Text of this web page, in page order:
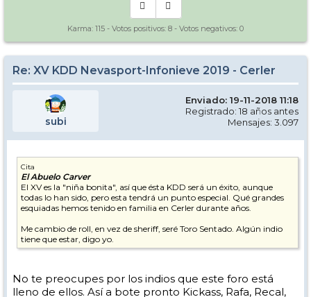
Karma: 115 - Votos positivos: 8 - Votos negativos: 0
Re: XV KDD Nevasport-Infonieve 2019 - Cerler
subi
Enviado: 19-11-2018 11:18
Registrado: 18 años antes
Mensajes: 3.097
Cita
El Abuelo Carver
El XV es la "niña bonita", así que ésta KDD será un éxito, aunque
todas lo han sido, pero esta tendrá un punto especial. Qué grandes
esquiadas hemos tenido en familia en Cerler durante años.
Me cambio de roll, en vez de sheriff, seré Toro Sentado. Algún indio
tiene que estar, digo yo.
No te preocupes por los indios que este foro está
lleno de ellos. Así a bote pronto Kickass, Rafa, Recal,